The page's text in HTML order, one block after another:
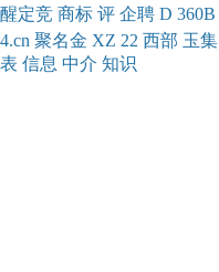
醒定竞 商标 评 企聘 D 360B
4.cn 聚名金 XZ 22 西部 玉集
表 信息 中介 知识